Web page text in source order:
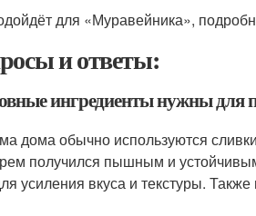
для «Муравейника»,
и ответы:
ингредиенты нужны для
дома обычно используются
получился пышным и
усиления вкуса и текстуры.